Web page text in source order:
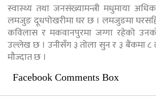
स्वास्थ्य तथा जनसंख्यामन्त्री मधुमाया
लमजुङ दूधपोखरीमा घर छ । लमजुङमा
कविलास र मकवानपुरमा जग्गा रहेको
उल्लेख छ । उनीसँग ३ तोला सुन र ३ बैंकमा
मौज्दात छ ।
Facebook Comments Box